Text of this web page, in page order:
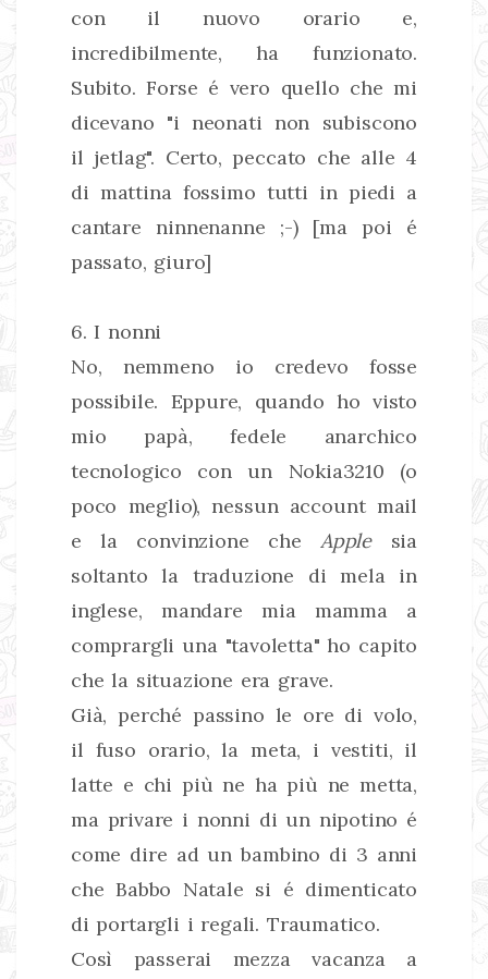
con il nuovo orario e,
incredibilmente, ha funzionato.
Subito. Forse é vero quello che mi
dicevano "i neonati non subiscono
il jetlag". Certo, peccato che alle 4
di mattina fossimo tutti in piedi a
cantare ninnenanne ;-) [ma poi é
passato, giuro]
6. I nonni
No, nemmeno io credevo fosse
possibile. Eppure, quando ho visto
mio papà, fedele anarchico
tecnologico con un Nokia3210 (o
poco meglio), nessun account mail
e la convinzione che Applesia
soltanto la traduzione di mela in
inglese, mandare mia mamma a
comprargli una "tavoletta" ho capito
che la situazione era grave.
Già, perché passino le ore di volo,
il fuso orario, la meta, i vestiti, il
latte e chi più ne ha più ne metta,
ma privare i nonni di un nipotino é
come dire ad un bambino di 3 anni
che Babbo Natale si é dimenticato
di portargli i regali. Traumatico.
Così passerai mezza vacanza a